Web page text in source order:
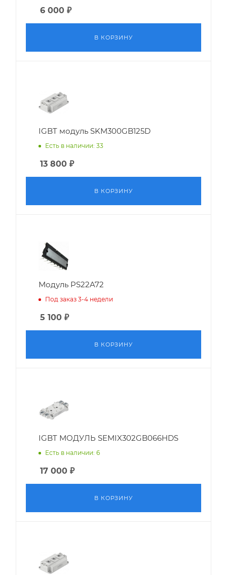
6 000 ₽
В КОРЗИНУ
IGBT модуль SKM300GB125D
Есть в наличии: 33
13 800 ₽
В КОРЗИНУ
Модуль PS22A72
Под заказ 3-4 недели
5 100 ₽
В КОРЗИНУ
IGBT МОДУЛЬ SEMIX302GB066HDS
Есть в наличии: 6
17 000 ₽
В КОРЗИНУ